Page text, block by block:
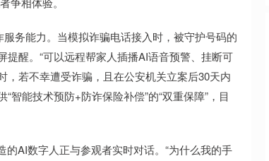
务能力。当模拟诈骗电话接入时，被守护号码的
醒。“可以远程帮家人插播AI语音预警、挂断可
若不幸遭受诈骗，且在公安机关立案后30天内
智能技术预防+防诈保险补偿”的“双重保障”，目
AI数字人正与参观者实时对话。“为什么我的手